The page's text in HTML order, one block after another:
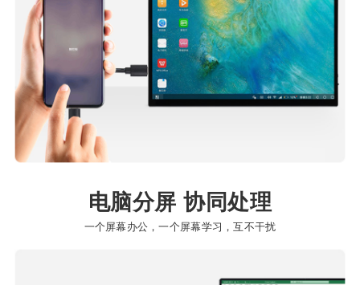
电脑分屏 协同处理
一个屏幕办公，一个屏幕学习，互不干扰